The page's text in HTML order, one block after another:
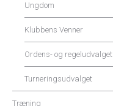
Ungdom
Klubbens Venner
Ordens- og regeludvalget
Turneringsudvalget
Træning